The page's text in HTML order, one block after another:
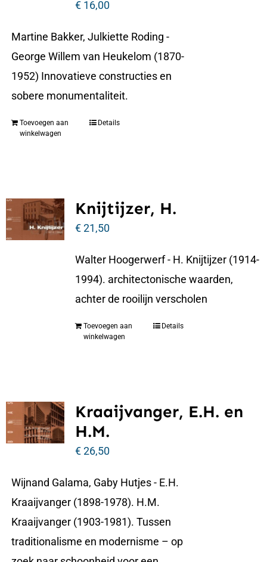
€16,00
Martine Bakker, Julkiette Roding -
George Willem van Heukelom (1870-
1952) Innovatieve constructies en
sobere monumentaliteit.
Toevoegen aan
winkelwagen
Details
Knijtijzer, H.
€21,50
Walter Hoogerwerf - H. Knijtijzer (1914-
1994). architectonische waarden,
achter de rooilijn verscholen
Toevoegen aan
winkelwagen
Details
Kraaijvanger, E.H. en
H.M.
€26,50
Wijnand Galama, Gaby Hutjes - E.H.
Kraaijvanger (1898-1978). H.M.
Kraaijvanger (1903-1981). Tussen
traditionalisme en modernisme – op